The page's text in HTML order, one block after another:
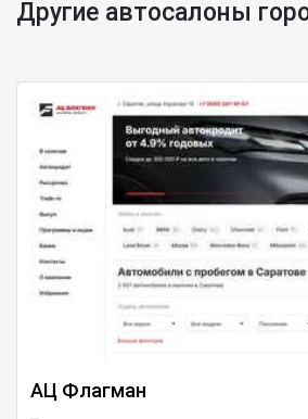
Другие автосалоны
АЦ Флагман